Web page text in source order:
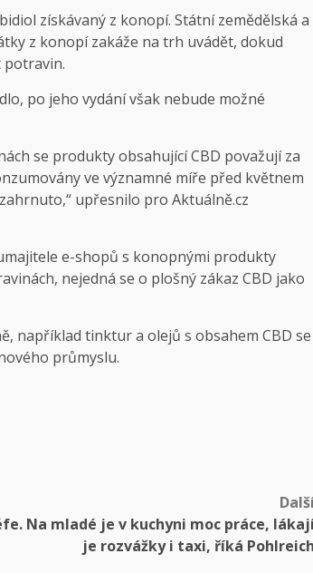
získávaný z konopí. Státní zemědělská a
z konopí zakáže na trh uvádět, dokud
po jeho vydání však nebude možné
se produkty obsahující CBD považují za
ve významné míře před květnem
upřesnilo pro Aktuálně.cz
e-shopů s konopnými produkty
nejedná se o plošný zákaz CBD jako
například tinktur a olejů s obsahem CBD se
průmyslu.
Na mladé je v kuchyni moc práce,
je rozvážky i taxi, říká